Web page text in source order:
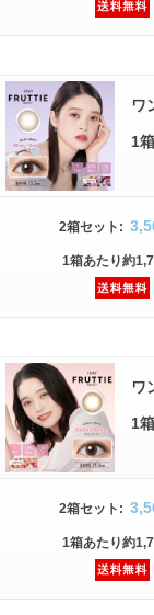
ワ
1
2箱セット :
1箱あたり約
ワ
1
2箱セット :
1箱あたり約